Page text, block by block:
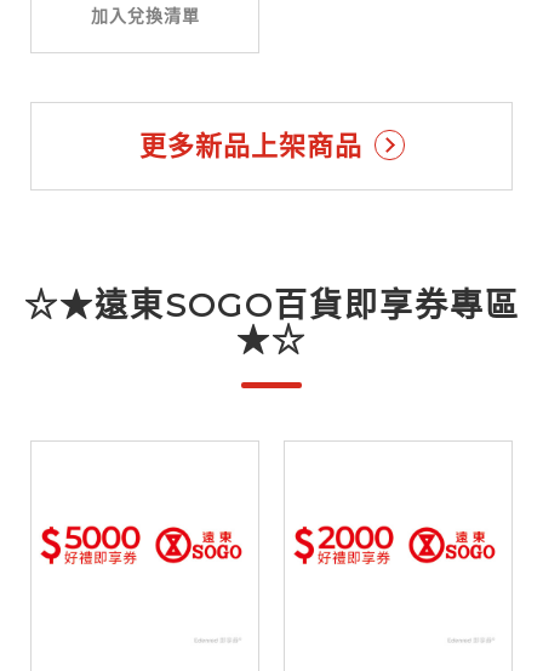
加入兌換清單
更多新品上架商品
☆★遠東SOGO百貨即享券專區
★☆